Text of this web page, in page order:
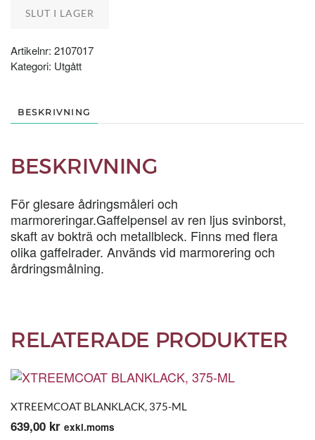
SLUT I LAGER
Artikelnr: 2107017
Kategori: Utgått
BESKRIVNING
BESKRIVNING
För glesare ådringsmåleri och
marmoreringar.Gaffelpensel av ren ljus svinborst,
skaft av bokträ och metallbleck. Finns med flera
olika gaffelrader. Används vid marmorering och
årdringsmålning.
RELATERADE PRODUKTER
XTREEMCOAT BLANKLACK, 375-ML
639,00 kr exkl.moms